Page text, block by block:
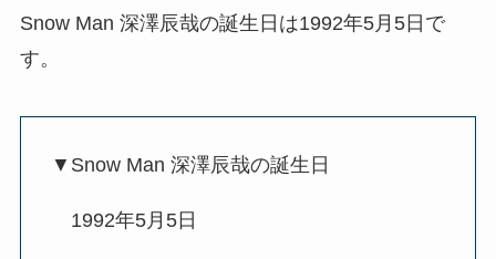
Snow Man 深澤辰哉の誕生日は1992年5月5日で
す。
▼Snow Man 深澤辰哉の誕生日
1992年5月5日